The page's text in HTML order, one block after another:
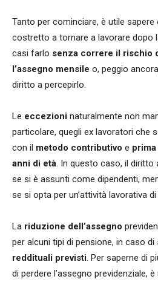
Tanto per cominciare, è utile sapere
costretto a tornare a lavorare dopo
casi farlo senza correre il rischio
l’assegno mensile o, peggio
diritto a percepirlo.
Le eccezioni naturalmente non
particolare, quegli ex lavoratori che
con il metodo contributivo e
anni di età. In questo caso, il diritto
se si è assunti come dipendenti,
se si opta per un’attività lavorativa
La riduzione dell’assegno
per alcuni tipi di pensione, in caso di
reddituali previsti. Per saperne di
di perdere l’assegno previdenziale,